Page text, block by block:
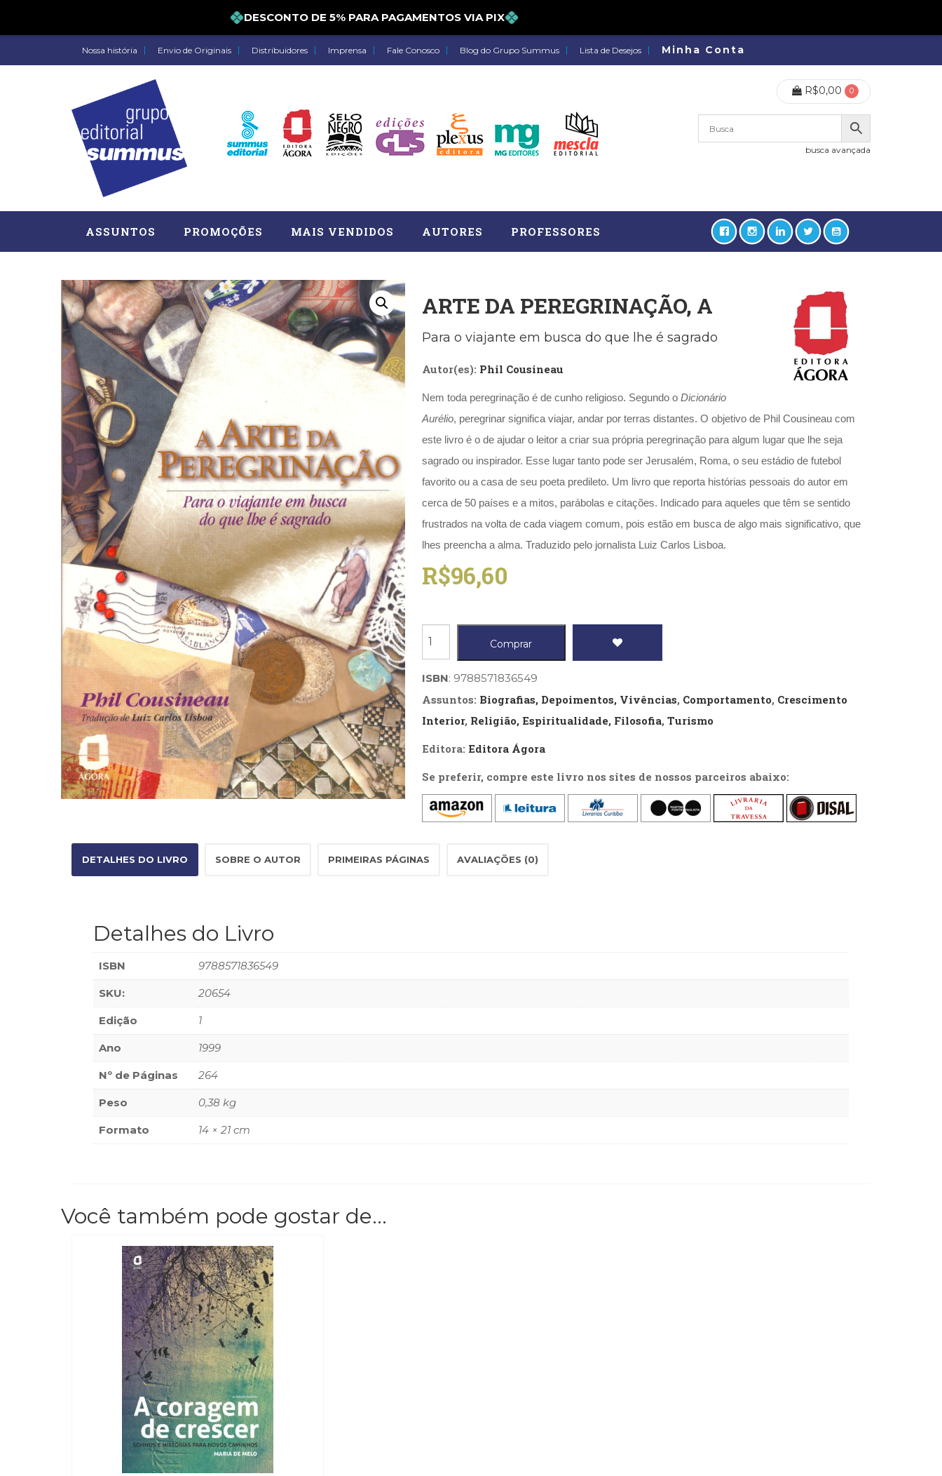
DESCONTO DE 5% PARA PAGAMENTOS VIA PIX
Nossa história Envio de Originais Distribuidores Imprensa Fale Conosco Blog do Grupo Summus Lista de Desejos Minha Conta
R$0,00 0
busca avançada
ASSUNTOS
Administração, RH (77) Astrologia (27)
Atualidades, Política, Direitos Humanos (133)
Autoajuda (95)
Biografias, Depoimentos, Vivências (104)
Cinema (23)
Comportamento (418)
Comunicação (232)
Corpo e Movimento (226)
Crescimento Interior (222)
Culinária, Alimentação (14)
Economia, Negócios (31)
Educação Especial (39)
Fisioterapia (47)
Gestalt-terapia (93)
Jornalismo (57)
LGBTQIA+ (66)
Literatura Erótica (11)
Literatura, Ficção, Ensaios (69)
Obras de referência (48)
PNL (Programação Neurolingüística) (41)
Publicidade, Propaganda e Marketing (33)
Puericultura (23)
Rádio (8)
Relações Públicas e Comunicação Empresarial
(31)
Religião, Espiritualidade, Filosofia (63) Saúde (132)
Sem categoria (0) Televisão (22)
Terapia Ocupacional (21)
Treinamento e RH (65)
Turismo (1)
Vida Prática (32)
PROMOÇÕES MAIS VENDIDOS AUTORES PROFESSORES
ARTE DA PEREGRINAÇÃO, A
Para o viajante em busca do que lhe é sagrado
Autor(es): Phil Cousineau
Nem toda peregrinação é de cunho religioso. Segundo o Dicionário
Aurélio, peregrinar significa viajar, andar por terras distantes. O objetivo de Phil Cousineau com
este livro é o de ajudar o leitor a criar sua própria peregrinação para algum lugar que lhe seja
sagrado ou inspirador. Esse lugar tanto pode ser Jerusalém, Roma, o seu estádio de futebol
favorito ou a casa de seu poeta predileto. Um livro que reporta histórias pessoais do autor em
cerca de 50 países e a mitos, parábolas e citações. Indicado para aqueles que têm se sentido
frustrados na volta de cada viagem comum, pois estão em busca de algo mais significativo, que
lhes preencha a alma. Traduzido pelo jornalista Luiz Carlos Lisboa.
R$96,60
Arte
Peregrinação,
A
quantidade
Comprar
ISBN: 9788571836549
Assuntos: Biografias, Depoimentos, Vivências, Comportamento, Crescimento
Interior, Religião, Espiritualidade, Filosofia, Turismo
Editora: Editora Ágora
Se preferir, compre este livro nos sites de nossos parceiros abaixo:
DETALHES DO LIVRO SOBRE O AUTOR PRIMEIRAS PÁGINAS AVALIAÇÕES (0)
Detalhes do Livro
ISBN 9788571836549
SKU: 20654
Edição 1
Ano 1999
Nº de Páginas 264
Peso 0,38 kg
Formato 14 × 21 cm
Você também pode gostar de…